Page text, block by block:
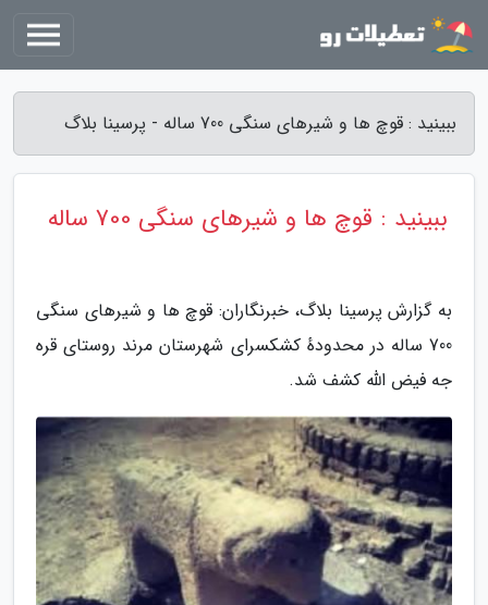
ببینید : قوچ ها و شیرهای سنگی 700 ساله - پرسینا بلاگ
ببینید : قوچ ها و شیرهای سنگی 700 ساله
به گزارش پرسینا بلاگ، خبرنگاران: قوچ ها و شیرهای سنگی
700 ساله در محدودهٔ کشکسرای شهرستان مرند روستای قره
جه فیض الله کشف شد.